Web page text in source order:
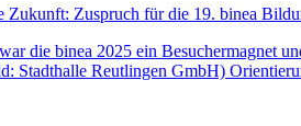
Zuspruch für die 19. binea
die binea 2025 ein Besuchermagnet
Stadthalle Reutlingen GmbH)